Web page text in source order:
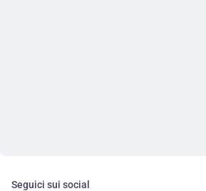
Seguici sui social